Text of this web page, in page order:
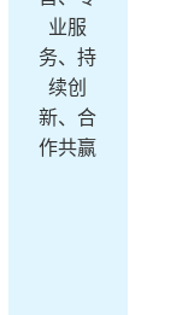
业服
务、持
续创
新、合
作共赢